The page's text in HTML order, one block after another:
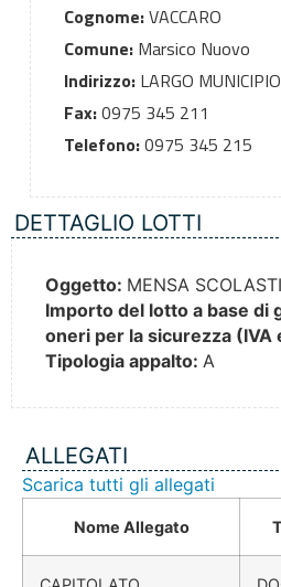
Cognome:VACCARO
Comune:Marsico Nuovo
Indirizzo:LARGO MUNICIPIO
Fax:0975 345 211
Telefono:0975 345 215
DETTAGLIO LOTTI
Oggetto: MENSA
Importo del lotto a base di
oneri per la sicurezza (IVA
Tipologia appalto: A
ALLEGATI
Scarica tutti gli allegati
Nome Allegato